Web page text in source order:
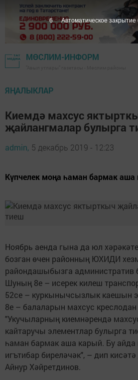
МӨСЛИМ-ИНФОРМ
ЯҢАЛЫКЛАР
Киемдә махсус
җайлангмалар булырга
admin, 5 декабрь 2019 - 12:23
Күпчелек моңа һаман бармак аша
Ноябрь аенда гына да юл
бозган өчен районның ЮХИДИ
райондашыбызга административ
Шуның 8е – исерек килеш
52се – куркынычсызлык каешын
8е – балаларын махсус
"Укучыларның киемнәрендә
кайтаручы элементлар булырга
һаман бармак аша карый. Бу айда
игътибар биреләчәк", – дип
Айнур Хәйретдинов.
5 Автоматическое